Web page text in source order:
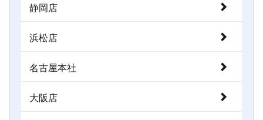
静岡店
浜松店
名古屋本社
大阪店